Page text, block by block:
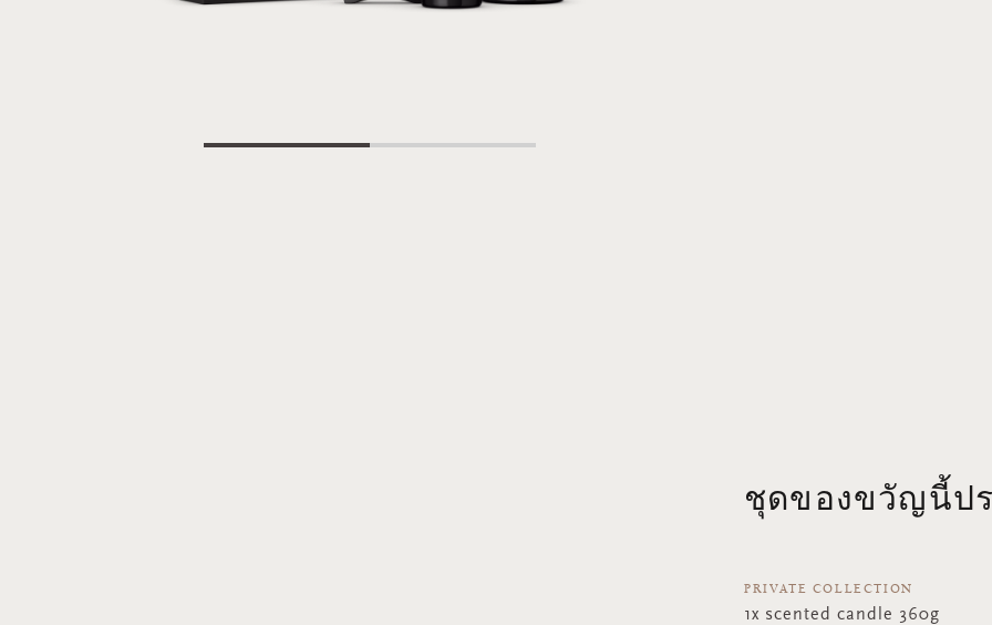
ชุดของขวัญนี้ป
PRIVATE COLLECTION
1x scented candle 360g